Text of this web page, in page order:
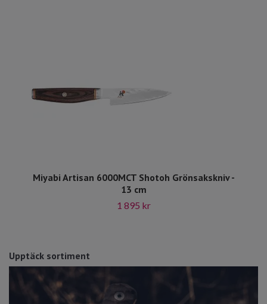
Upptäck sortiment
Miyabi Artisan 6000MCT Shotoh Grönsakskniv -
13 cm
1 895 kr